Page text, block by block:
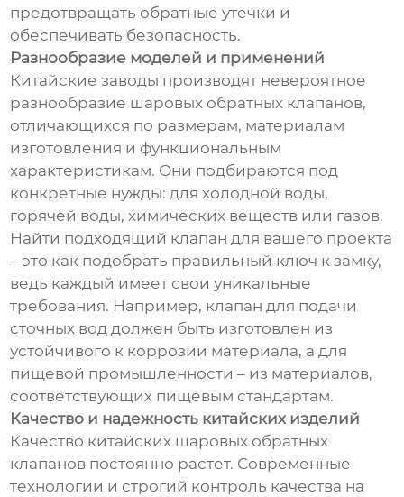
предотвращать обратные утечки и
обеспечивать безопасность.
Разнообразие моделей и применений
Китайские заводы производят невероятное
разнообразие шаровых обратных клапанов,
отличающихся по размерам, материалам
изготовления и функциональным
характеристикам. Они подбираются под
конкретные нужды: для холодной воды,
горячей воды, химических веществ или газов.
Найти подходящий клапан для вашего проекта
– это как подобрать правильный ключ к замку,
ведь каждый имеет свои уникальные
требования. Например, клапан для подачи
сточных вод должен быть изготовлен из
устойчивого к коррозии материала, а для
пищевой промышленности – из материалов,
соответствующих пищевым стандартам.
Качество и надежность китайских изделий
Качество китайских шаровых обратных
клапанов постоянно растет. Современные
технологии и строгий контроль качества на